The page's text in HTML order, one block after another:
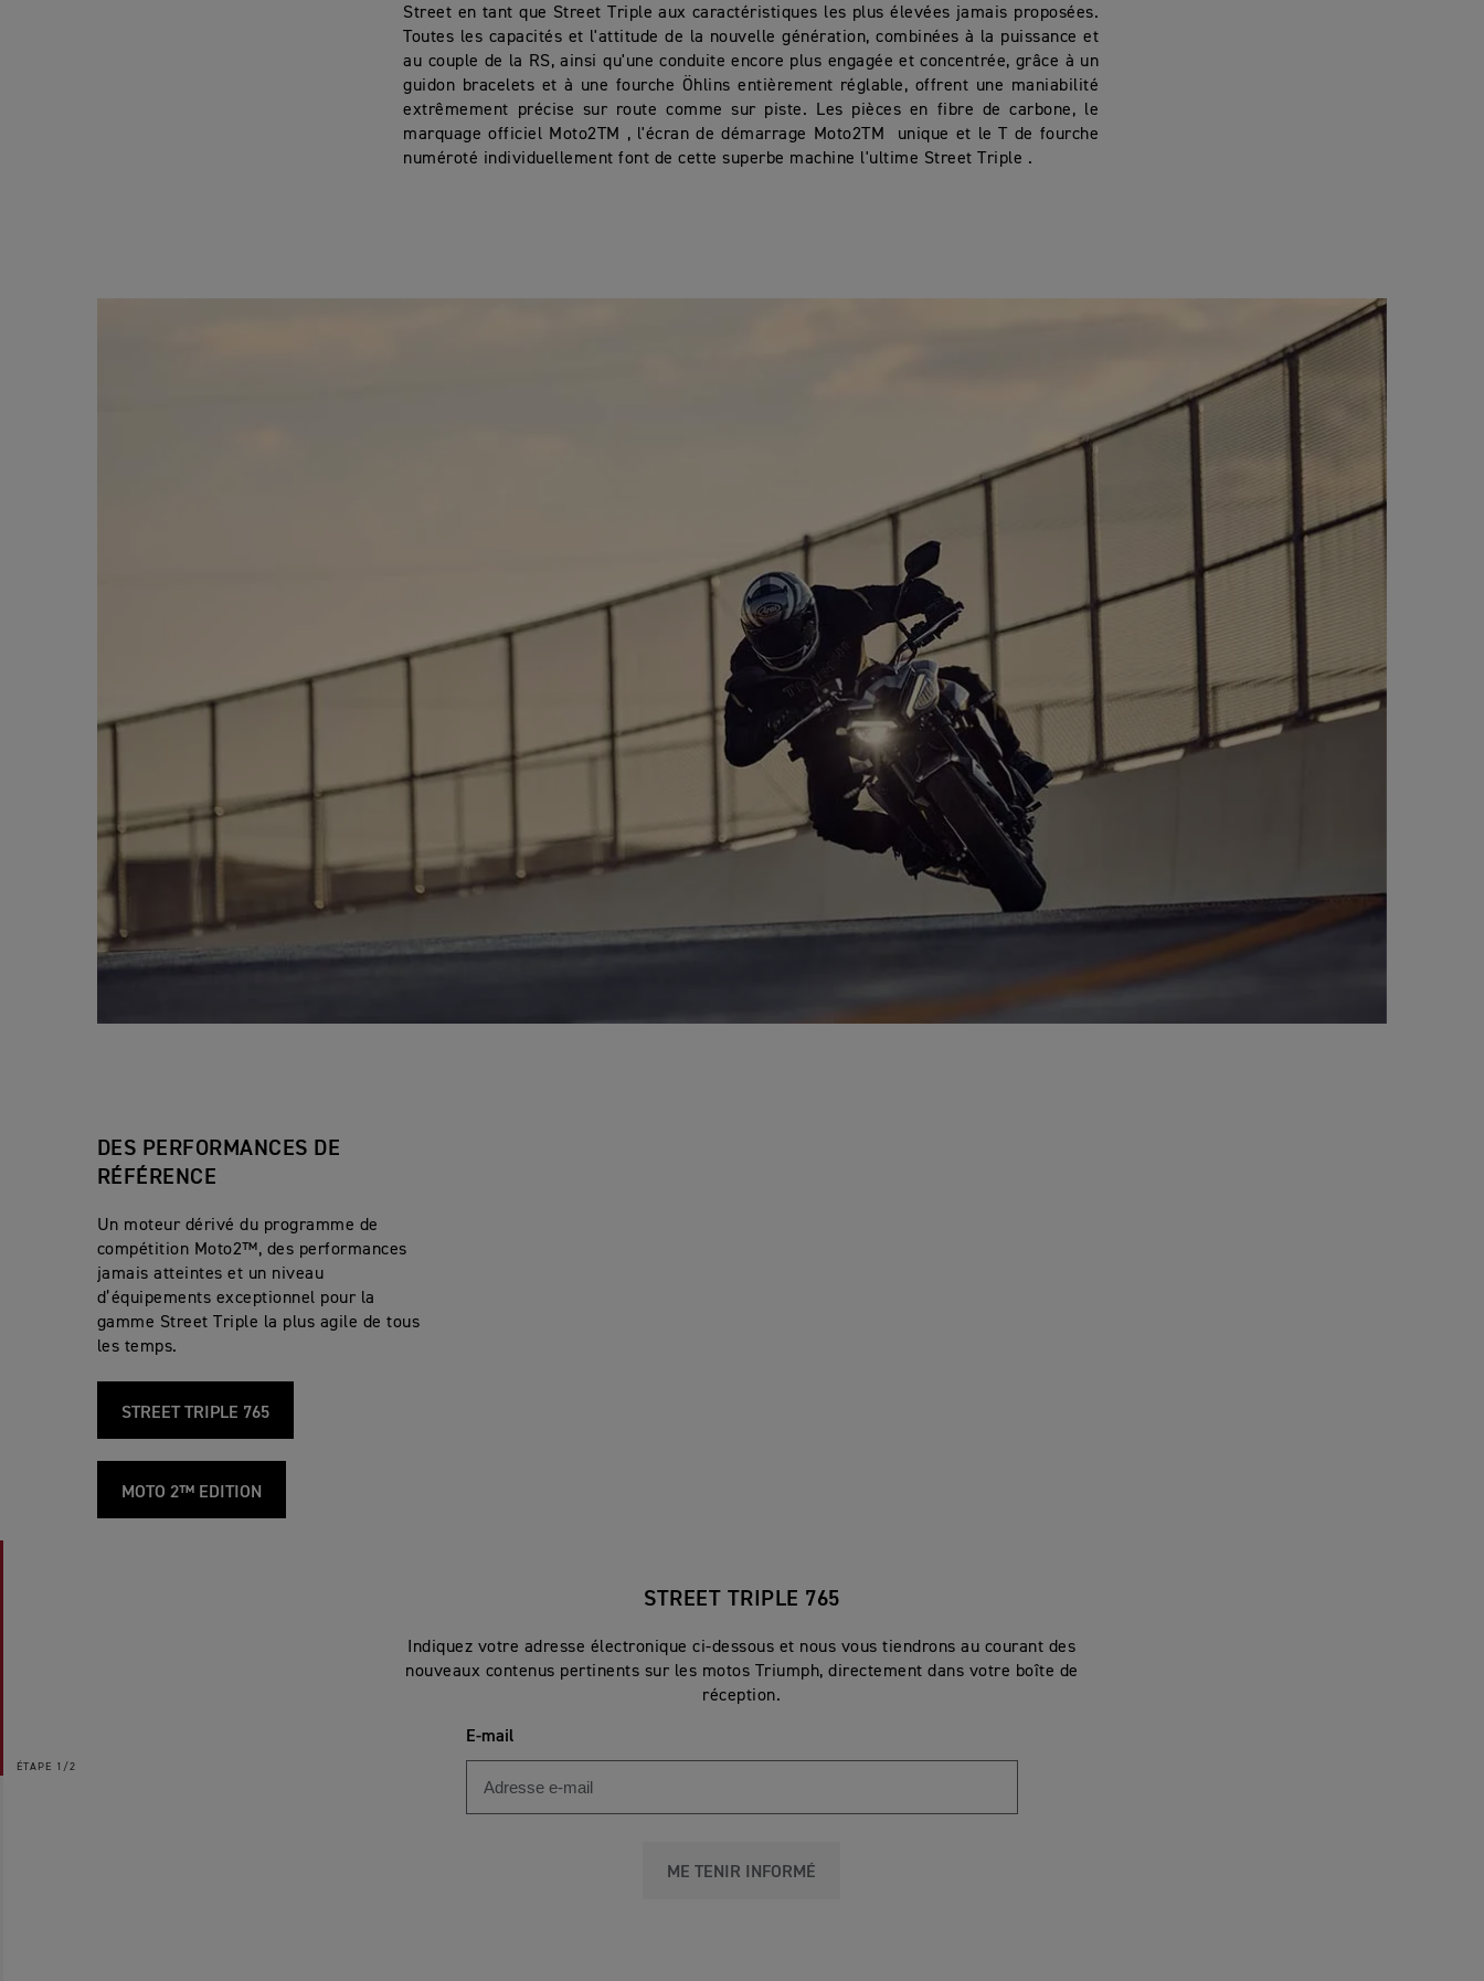
Street en tant que Street Triple aux caractéristiques les plus élevées jamais proposées.
Toutes les capacités et l'attitude de la nouvelle génération, combinées à la puissance et
au couple de la RS, ainsi qu'une conduite encore plus engagée et concentrée, grâce à un
guidon bracelets et à une fourche Öhlins entièrement réglable, offrent une maniabilité
extrêmement précise sur route comme sur piste. Les pièces en fibre de carbone, le
marquage officiel Moto2TM , l'écran de démarrage Moto2TM unique et le T de fourche
numéroté individuellement font de cette superbe machine l'ultime Street Triple .
DES PERFORMANCES DE
RÉFÉRENCE
Un moteur dérivé du programme de
compétition Moto2™, des performances
jamais atteintes et un niveau
d’équipements exceptionnel pour la
gamme Street Triple la plus agile de tous
les temps.
STREET TRIPLE 765
MOTO 2™ EDITION
ÉTAPE 1/2
STREET TRIPLE 765
Indiquez votre adresse électronique ci-dessous et nous vous tiendrons au courant des
nouveaux contenus pertinents sur les motos Triumph, directement dans votre boîte de
réception.
E-mail
ME TENIR INFORMÉ